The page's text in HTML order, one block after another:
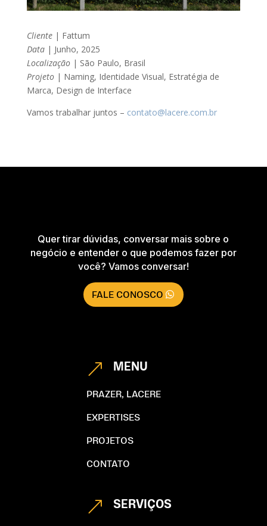
Cliente| Fattum
Data| Junho, 2025
Localização| São Paulo, Brasil
Projeto | Naming, Identidade Visual, Estratégia de
Marca, Design de Interface
Vamos trabalhar juntos – contato@lacere.com.br
Quer tirar dúvidas, conversar mais sobre o
negócio e entender o que podemos fazer por
você? Vamos conversar!
FALE CONOSCO
& MENU
PRAZER, LACERE
EXPERTISES
PROJETOS
CONTATO
& SERVIÇOS